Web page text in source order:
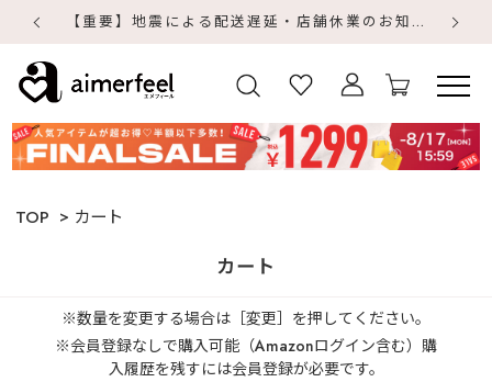
【重要】地震による配送遅延・店舗休業のお知らせ
TOP カート
カート
※数量を変更する場合は［変更］を押してください。
※会員登録なしで購入可能（Amazonログイン含む）購
入履歴を残すには会員登録が必要です。